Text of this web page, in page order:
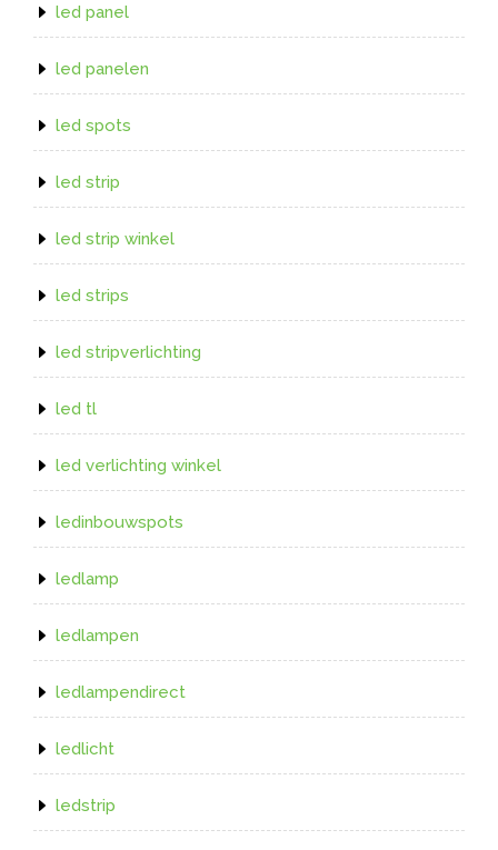
led panel
led panelen
led spots
led strip
led strip winkel
led strips
led stripverlichting
led tl
led verlichting winkel
ledinbouwspots
ledlamp
ledlampen
ledlampendirect
ledlicht
ledstrip